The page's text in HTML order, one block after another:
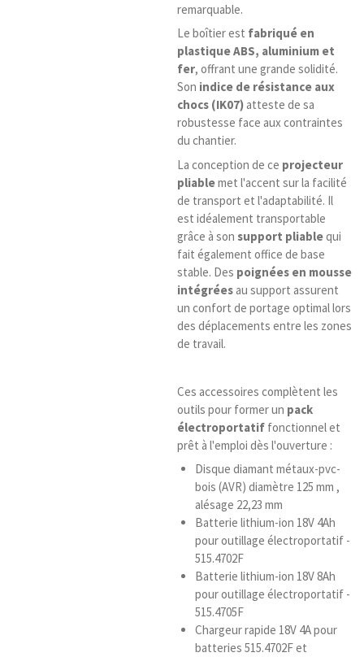
remarquable.
Le boîtier est fabriqué en
plastique ABS, aluminium et
fer, offrant une grande solidité.
Son indice de résistance aux
chocs (IK07)atteste de sa
robustesse face aux contraintes
du chantier.
La conception de ce projecteur
pliablemet l'accent sur la facilité
de transport et l'adaptabilité. Il
est idéalement transportable
grâce à son support pliablequi
fait également office de base
stable. Des poignées en mousse
intégréesau support assurent
un confort de portage optimal lors
des déplacements entre les zones
de travail.
Ces accessoires complètent les
outils pour former un pack
électroportatiffonctionnel et
prêt à l'emploi dès l'ouverture :
Disque diamant métaux-pvc-
bois (AVR) diamètre 125 mm ,
alésage 22,23 mm
Batterie lithium-ion 18V 4Ah
pour outillage électroportatif -
515.4702F
Batterie lithium-ion 18V 8Ah
pour outillage électroportatif -
515.4705F
Chargeur rapide 18V 4A pour
batteries 515.4702F et